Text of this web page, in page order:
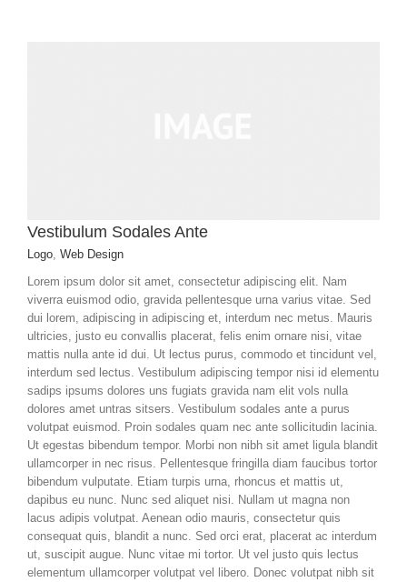
Vestibulum Sodales Ante
Logo Web Design
Lorem ipsum dolor sit amet, consectetur adipiscing elit. Nam
viverra euismod odio, gravida pellentesque urna varius vitae. Sed
dui lorem, adipiscing in adipiscing et, interdum nec metus. Mauris
ultricies, justo eu convallis placerat, felis enim ornare nisi, vitae
mattis nulla ante id dui. Ut lectus purus, commodo et tincidunt vel,
interdum sed lectus. Vestibulum adipiscing tempor nisi id elementu
sadips ipsums dolores uns fugiats gravida nam elit vols nulla
dolores amet untras sitsers. Vestibulum sodales ante a purus
volutpat euismod. Proin sodales quam nec ante sollicitudin lacinia.
Ut egestas bibendum tempor. Morbi non nibh sit amet ligula blandit
ullamcorper in nec risus. Pellentesque fringilla diam faucibus tortor
bibendum vulputate. Etiam turpis urna, rhoncus et mattis ut,
dapibus eu nunc. Nunc sed aliquet nisi. Nullam ut magna non
lacus adipis volutpat. Aenean odio mauris, consectetur quis
consequat quis, blandit a nunc. Sed orci erat, placerat ac interdum
ut, suscipit augue. Nunc vitae mi tortor. Ut vel justo quis lectus
elementum ullamcorper volutpat vel libero. Donec volutpat nibh sit